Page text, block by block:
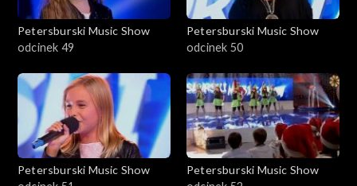
Petersburski Music Show
odcinek 49
Petersburski Music Show
odcinek 50
Petersburski Music Show
Petersburski Music Show